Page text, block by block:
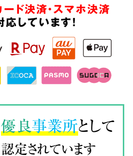
ド決済・スマホ決済
応しています!
優良事業所として
認定されています